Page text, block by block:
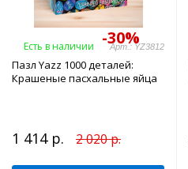
-30%
Есть в наличии Арт.: YZ3812
Пазл Yazz 1000 деталей:
Крашеные пасхальные яйца
1 414 р. 2 020 р.